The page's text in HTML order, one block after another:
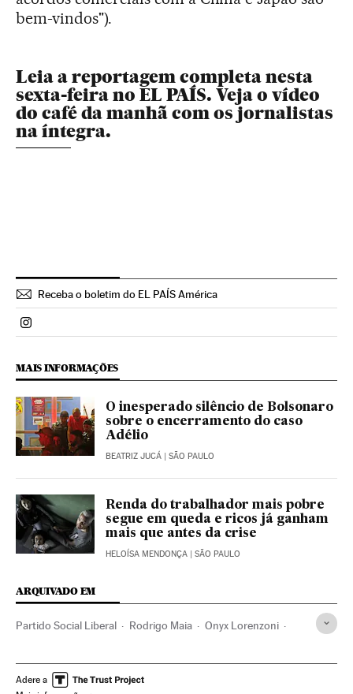
bem-vindos").
Leia a reportagem completa nesta
sexta-feira no EL PAÍS. Veja o vídeo
do café da manhã com os jornalistas
na íntegra.
Receba o boletim do EL PAÍS América
Politica El País Brasil en Instagram
MAIS INFORMAÇÕES
O inesperado silêncio de Bolsonaro
sobre o encerramento do caso
Adélio
BEATRIZ JUCÁ | SÃO PAULO
Renda do trabalhador mais pobre
segue em queda e ricos já ganham
mais que antes da crise
HELOÍSA MENDONÇA | SÃO PAULO
ARQUIVADO EM
Partido Social Liberal Rodrigo Maia Onyx Lorenzoni
Crise econômica FAO Presidente Brasil
Adere a